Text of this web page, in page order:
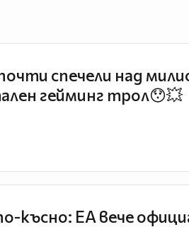
спечели над
гейминг трол😯💥
късно: EA вече